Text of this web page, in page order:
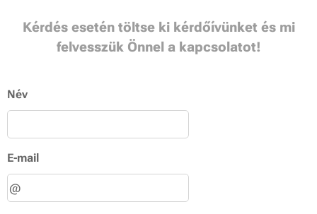
Kérdés esetén töltse ki kérdőívünket és mi
felvesszük Önnel a kapcsolatot!
Név
E-mail